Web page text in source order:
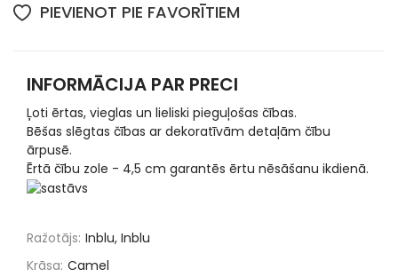
PIEVIENOT PIE FAVORĪTIEM
INFORMĀCIJA PAR PRECI
Ļoti ērtas, vieglas un lieliski pieguļošas čības.
Bēšas slēgtas čības ar dekoratīvām detaļām čību
ārpusē.
Ērtā čību zole - 4,5 cm garantēs ērtu nēsāšanu ikdienā.
Ražotājs: Inblu, Inblu
Krāsa: Camel